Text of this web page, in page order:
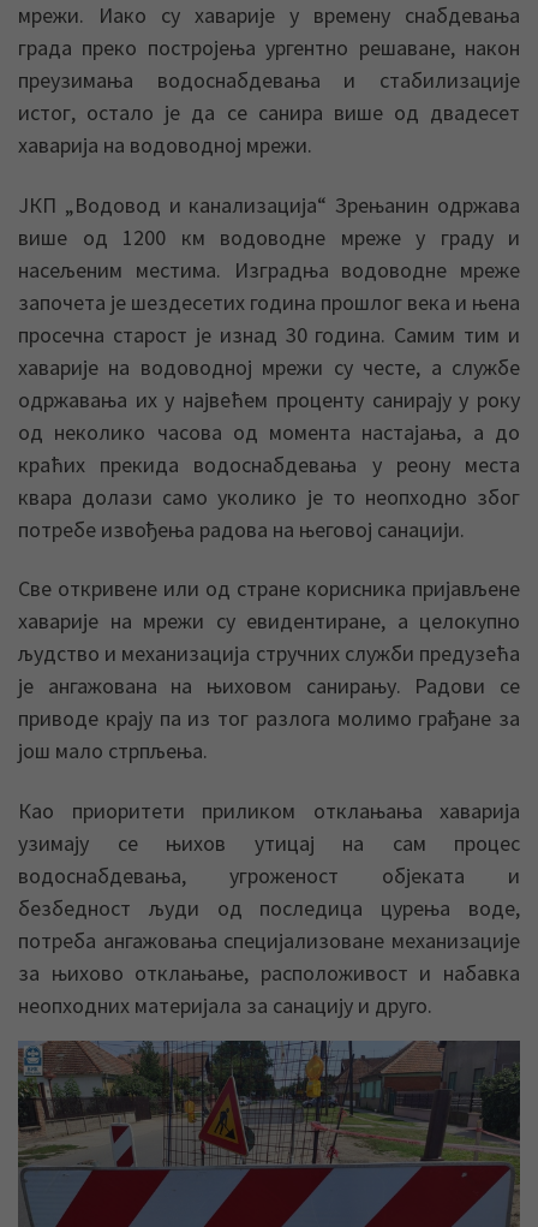
мрежи. Иако су хаварије у времену снабдевања
града преко постројења ургентно решаване, након
преузимања водоснабдевања и стабилизације
истог, остало је да се санира више од двадесет
хаварија на водоводној мрежи.
ЈКП „Водовод и канализација“ Зрењанин одржава
више од 1200 км водоводне мреже у граду и
насељеним местима. Изградња водоводне мреже
започета је шездесетих година прошлог века и њена
просечна старост је изнад 30 година. Самим тим и
хаварије на водоводној мрежи су честе, а службе
одржавања их у највећем проценту санирају у року
од неколико часова од момента настајања, а до
краћих прекида водоснабдевања у реону места
квара долази само уколико је то неопходно због
потребе извођења радова на његовој санацији.
Све откривене или од стране корисника пријављене
хаварије на мрежи су евидентиране, а целокупно
људство и механизација стручних служби предузећа
је ангажована на њиховом санирању. Радови се
приводе крају па из тог разлога молимо грађане за
још мало стрпљења.
Као приоритети приликом отклањања хаварија
узимају се њихов утицај на сам процес
водоснабдевања, угроженост објеката и
безбедност људи од последица цурења воде,
потреба ангажовања специјализоване механизације
за њихово отклањање, расположивост и набавка
неопходних материјала за санацију и друго.